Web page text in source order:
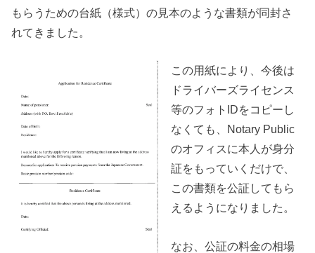
もらうための台紙（様式）の見本のような書類が同封さ
れてきました。
この用紙により、今後は
ドライバーズライセンス
等のフォトIDをコピーし
なくても、Notary Public
のオフィスに本人が身分
証をもっていくだけで、
この書類を公証してもら
えるようになりました。
なお、公証の料金の相場